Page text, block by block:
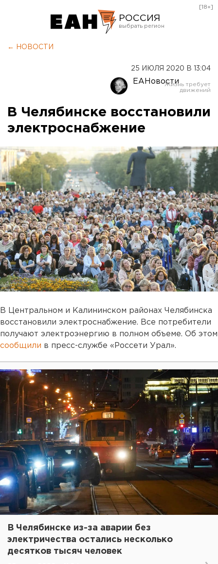
РОССИЯ
Оренбург
[18+]
← НОВОСТИ
25 ИЮЛЯ 2020 В 13:04
ЕАНовости
В Челябинске восстановили
электроснабжение
В Центральном и Калининском районах Челябинска
восстановили электроснабжение. Все потребители
получают электроэнергию в полном объеме. Об этом
сообщили в пресс-службе «Россети Урал».
В Челябинске из-за аварии без
электричества остались несколько
десятков тысяч человек